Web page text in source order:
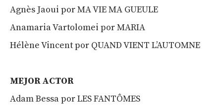
Agnès Jaoui por MA VIE MA GUEULE
Anamaria Vartolomei por MARIA
Hélène Vincent por QUAND VIENT L’AUTOMNE
MEJOR ACTOR
Adam Bessa por LES FANTÔMES